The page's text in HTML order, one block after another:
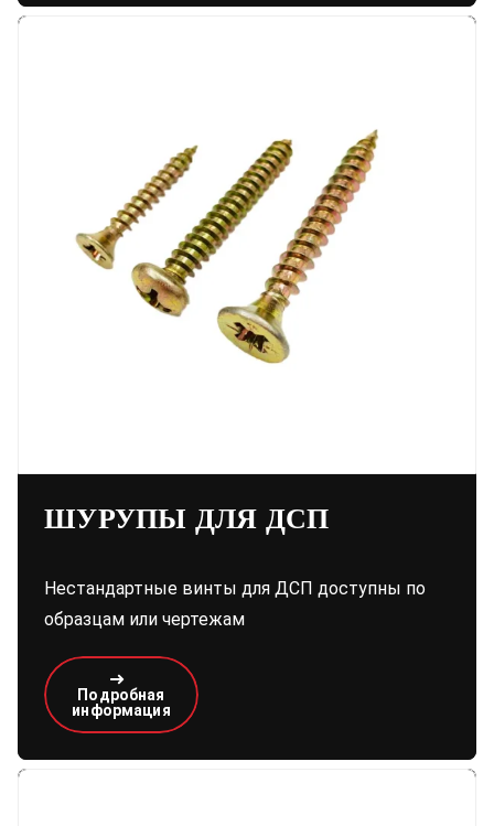
ШУРУПЫ ДЛЯ ДСП
Нестандартные винты для ДСП доступны по
образцам или чертежам
Подробная
информация